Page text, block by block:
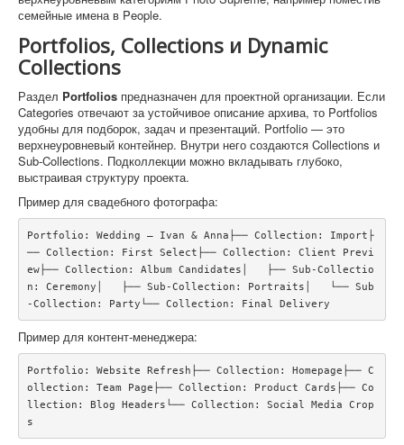
семейные имена в People.
Portfolios, Collections и Dynamic
Collections
Раздел Portfolios предназначен для проектной организации. Если
Categories отвечают за устойчивое описание архива, то Portfolios
удобны для подборок, задач и презентаций. Portfolio — это
верхнеуровневый контейнер. Внутри него создаются Collections и
Sub-Collections. Подколлекции можно вкладывать глубоко,
выстраивая структуру проекта.
Пример для свадебного фотографа:
Portfolio: Wedding — Ivan & Anna├── Collection: Import├
── Collection: First Select├── Collection: Client Previ
ew├── Collection: Album Candidates│   ├── Sub-Collectio
n: Ceremony│   ├── Sub-Collection: Portraits│   └── Sub
-Collection: Party└── Collection: Final Delivery
Пример для контент-менеджера:
Portfolio: Website Refresh├── Collection: Homepage├── C
ollection: Team Page├── Collection: Product Cards├── Co
llection: Blog Headers└── Collection: Social Media Crop
s